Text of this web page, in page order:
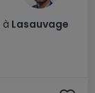
à Lasauvage